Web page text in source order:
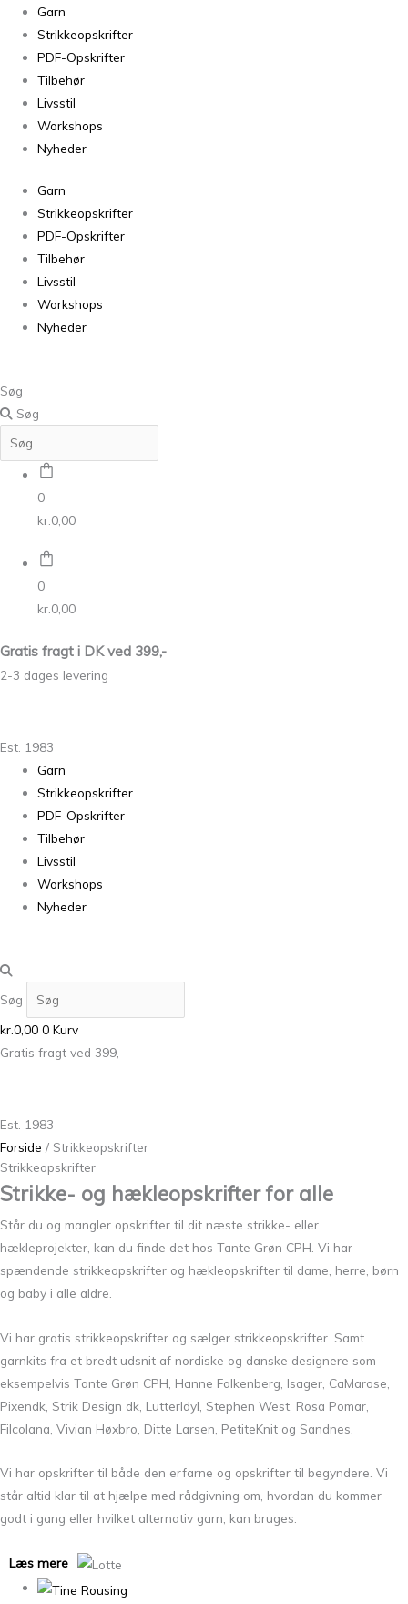
Garn
Strikkeopskrifter
PDF-Opskrifter
Tilbehør
Livsstil
Workshops
Nyheder
Garn
Strikkeopskrifter
PDF-Opskrifter
Tilbehør
Livsstil
Workshops
Nyheder
Søg
Søg
0
kr. 0,00
0
kr. 0,00
Gratis fragt i DK ved 399,-
2-3 dages levering
Est. 1983
Garn
Strikkeopskrifter
PDF-Opskrifter
Tilbehør
Livsstil
Workshops
Nyheder
Søg
kr.0,00 0 Kurv
Gratis fragt ved 399,-
Est. 1983
Forside / Strikkeopskrifter
Strikkeopskrifter
Strikke- og hækleopskrifter for alle
Står du og mangler opskrifter til dit næste strikke- eller
hækleprojekter, kan du finde det hos Tante Grøn CPH. Vi har
spændende strikkeopskrifter og hækleopskrifter til dame, herre, børn
og baby i alle aldre.
Vi har gratis strikkeopskrifter og sælger strikkeopskrifter. Samt
garnkits fra et bredt udsnit af nordiske og danske designere som
eksempelvis Tante Grøn CPH Hanne Falkenberg, Isager, CaMarose,
Pixendk Strik Design dk LutterIdyl Stephen West Rosa Pomar,
Filcolana Vivian Høxbro Ditte Larsen PetiteKnit og Sandnes.
Vi har opskrifter til både den erfarne og opskrifter til begyndere. Vi
står altid klar til at hjælpe med rådgivning om, hvordan du kommer
godt i gang eller hvilket alternativ garn, kan bruges.
Læs mere